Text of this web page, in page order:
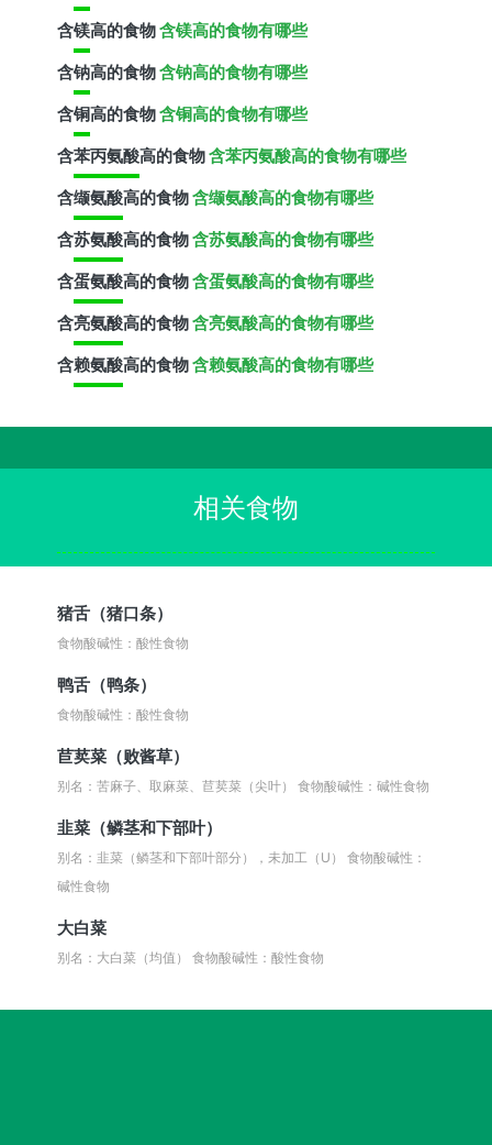
含镁高的食物含镁高的食物有哪些
含钠高的食物含钠高的食物有哪些
含铜高的食物含铜高的食物有哪些
含苯丙氨酸高的食物含苯丙氨酸高的食物有哪些
含缬氨酸高的食物含缬氨酸高的食物有哪些
含苏氨酸高的食物含苏氨酸高的食物有哪些
含蛋氨酸高的食物含蛋氨酸高的食物有哪些
含亮氨酸高的食物含亮氨酸高的食物有哪些
含赖氨酸高的食物含赖氨酸高的食物有哪些
相关食物
猪舌（猪口条）
食物酸碱性：酸性食物
鸭舌（鸭条）
食物酸碱性：酸性食物
苣荬菜（败酱草）
别名：苦麻子、取麻菜、苣荬菜（尖叶）食物酸碱性：碱性食物
韭菜（鳞茎和下部叶）
别名：韭菜（鳞茎和下部叶部分），未加工（U）食物酸碱性：
碱性食物
大白菜
别名：大白菜（均值）食物酸碱性：酸性食物